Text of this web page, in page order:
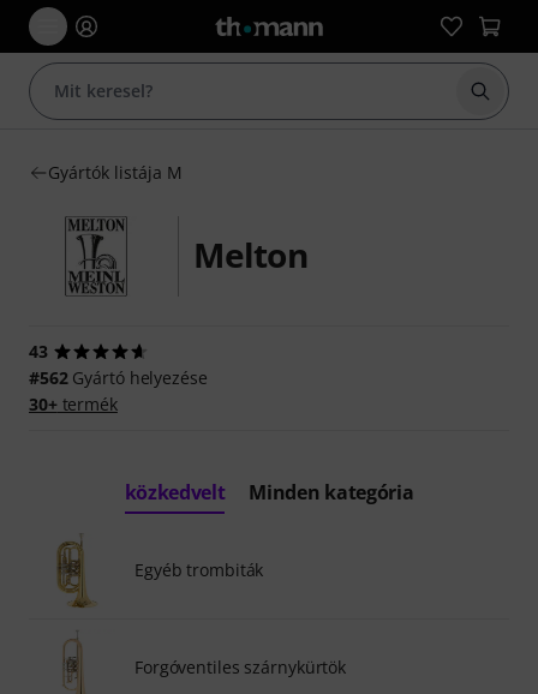
Gyártók listája M
Melton
43
#562Gyártó helyezése
30+termék
közkedvelt Minden kategória
Egyéb trombiták
Forgóventiles szárnykürtök